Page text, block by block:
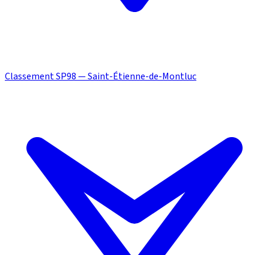
Classement SP98 — Saint-Étienne-de-Montluc